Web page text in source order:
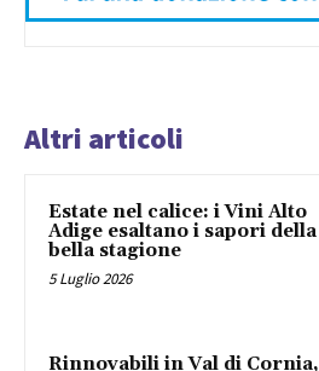
Altri articoli
Estate nel calice: i Vini Alto
Adige esaltano i sapori della
bella stagione
5 Luglio 2026
Rinnovabili in Val di